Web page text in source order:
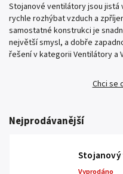
Stojanové ventilátory jsou
rychle rozhýbat vzduch a
samostatné konstrukci je
největší smysl, a dobře
řešení v kategorii Ventilátory a
Chci se
Nejprodávanější
Vyprodáno